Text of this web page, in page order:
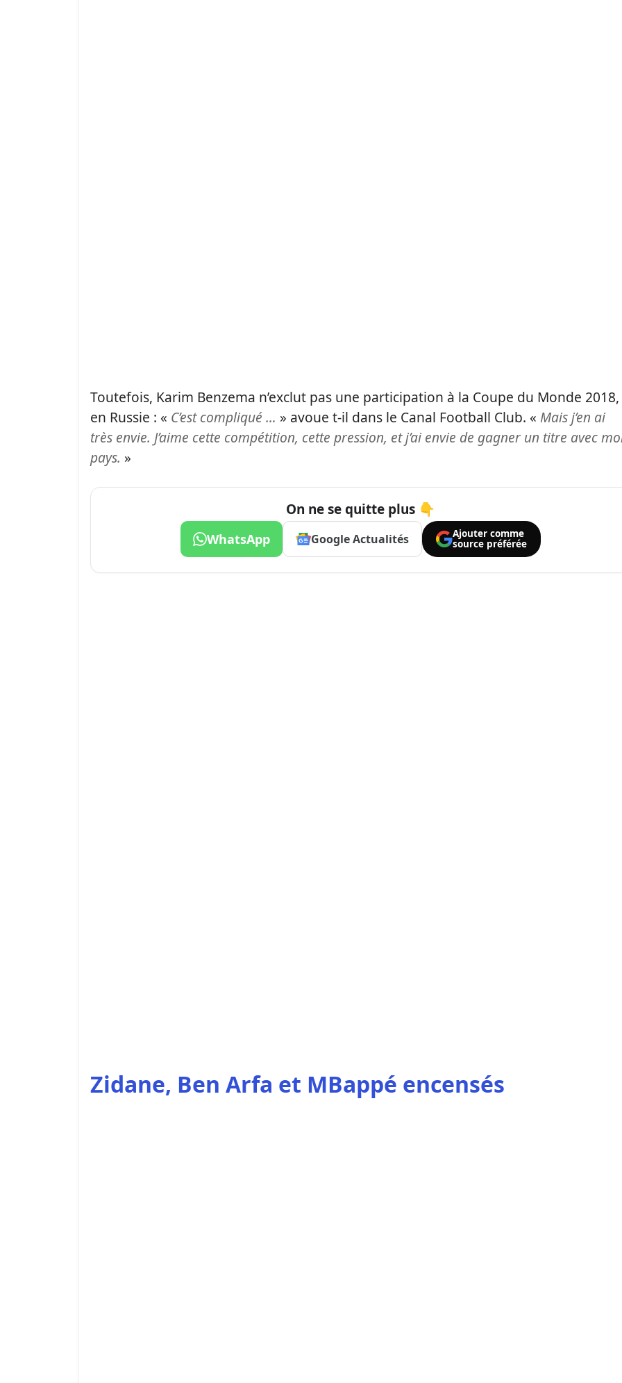
Toutefois, Karim Benzema n’exclut pas une participation à la Coupe du Monde 2018,
en Russie : « C’est compliqué … » avoue t-il dans le Canal Football Club. « Mais j’en ai
très envie. J’aime cette compétition, cette pression, et j’ai envie de gagner un titre avec
pays. »
On ne se quitte plus 👇
WhatsApp Google Actualités
Ajouter comme
source préférée
Zidane, Ben Arfa et MBappé encensés